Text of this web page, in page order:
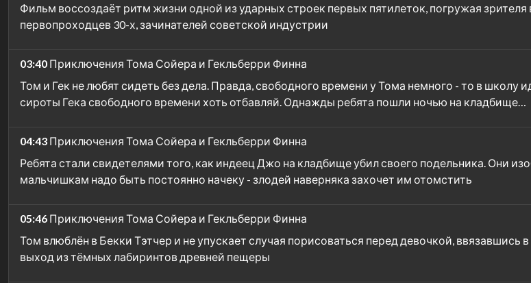
Фильм воссоздаёт ритм жизни одной из ударных строек первых пятилеток, погружая
первопроходцев 30-х, зачинателей советской индустрии
03:40 Приключения Тома Сойера и Гекльберри Финна
Том и Гек не любят сидеть без дела. Правда, свободного времени у Тома немного - то в школу
сироты Гека свободного времени хоть отбавляй. Однажды ребята пошли ночью на кладбище…
04:43 Приключения Тома Сойера и Гекльберри Финна
Ребята стали свидетелями того, как индеец Джо на кладбище убил своего подельника. Они
мальчишкам надо быть постоянно начеку - злодей наверняка захочет им отомстить
05:46 Приключения Тома Сойера и Гекльберри Финна
Том влюблён в Бекки Тэтчер и не упускает случая порисоваться перед девочкой,
выход из тёмных лабиринтов древней пещеры